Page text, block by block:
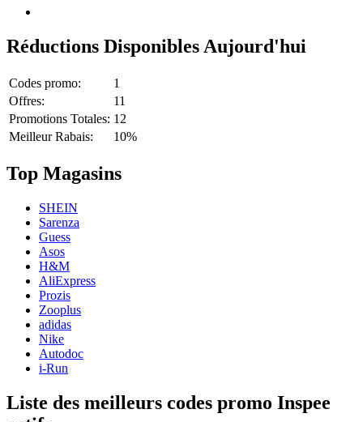
Réductions Disponibles Aujourd'hui
Codes promo:
1
Offres:
11
Promotions Totales: 12
Meilleur Rabais:
10%
Top Magasins
SHEIN
Sarenza
Guess
Asos
H&M
AliExpress
Prozis
Zooplus
adidas
Nike
Autodoc
i-Run
Liste des meilleurs codes promo Inspee